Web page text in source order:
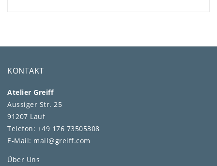
KONTAKT
Atelier Greiff
Aussiger Str. 25
91207 Lauf
Telefon: +49 176 73505308
E-Mail: mail@greiff.com
Über Uns